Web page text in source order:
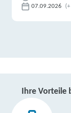
07.09.2026
Ihre Vorteile